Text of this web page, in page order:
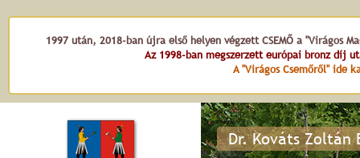
1997 után, 2018-ban újra első helyen végzett CSEMŐ a "Virágos
Az 1998-ban megszerzett európai bronz díj
A "Virágos Csemőről" ide
Dr. Kováts Zoltán